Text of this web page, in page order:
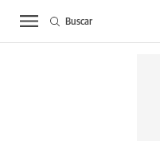
Buscar